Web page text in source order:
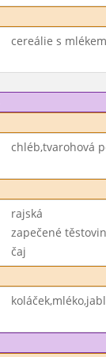
cereálie s
chléb,tvarohová
rajská
zapečené
čaj